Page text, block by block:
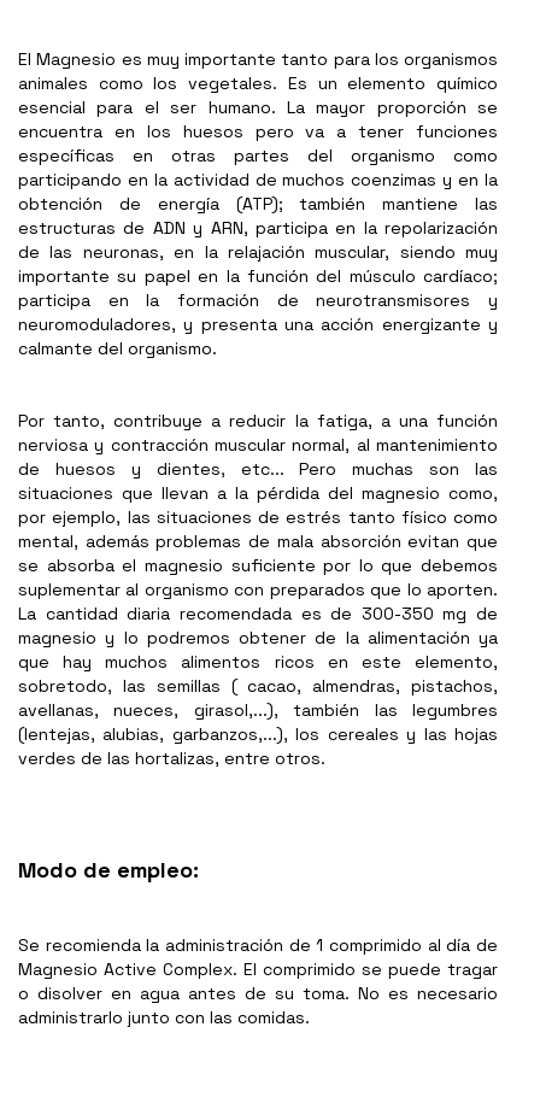
El Magnesio es muy importante tanto para los organismos
animales como los vegetales. Es un elemento químico
esencial para el ser humano. La mayor proporción se
encuentra en los huesos pero va a tener funciones
específicas en otras partes del organismo como
participando en la actividad de muchos coenzimas y en la
obtención de energía (ATP); también mantiene las
estructuras de ADN y ARN, participa en la repolarización
de las neuronas, en la relajación muscular, siendo muy
importante su papel en la función del músculo cardíaco;
participa en la formación de neurotransmisores y
neuromoduladores, y presenta una acción energizante y
calmante del organismo.
Por tanto, contribuye a reducir la fatiga, a una función
nerviosa y contracción muscular normal, al mantenimiento
de huesos y dientes, etc... Pero muchas son las
situaciones que llevan a la pérdida del magnesio como,
por ejemplo, las situaciones de estrés tanto físico como
mental, además problemas de mala absorción evitan que
se absorba el magnesio suficiente por lo que debemos
suplementar al organismo con preparados que lo aporten.
La cantidad diaria recomendada es de 300-350 mg de
magnesio y lo podremos obtener de la alimentación ya
que hay muchos alimentos ricos en este elemento,
sobretodo, las semillas ( cacao, almendras, pistachos,
avellanas, nueces, girasol,...), también las legumbres
(lentejas, alubias, garbanzos,...), los cereales y las hojas
verdes de las hortalizas, entre otros.
Modo de empleo:
Se recomienda la administración de 1 comprimido al día de
Magnesio Active Complex. El comprimido se puede tragar
o disolver en agua antes de su toma. No es necesario
administrarlo junto con las comidas.